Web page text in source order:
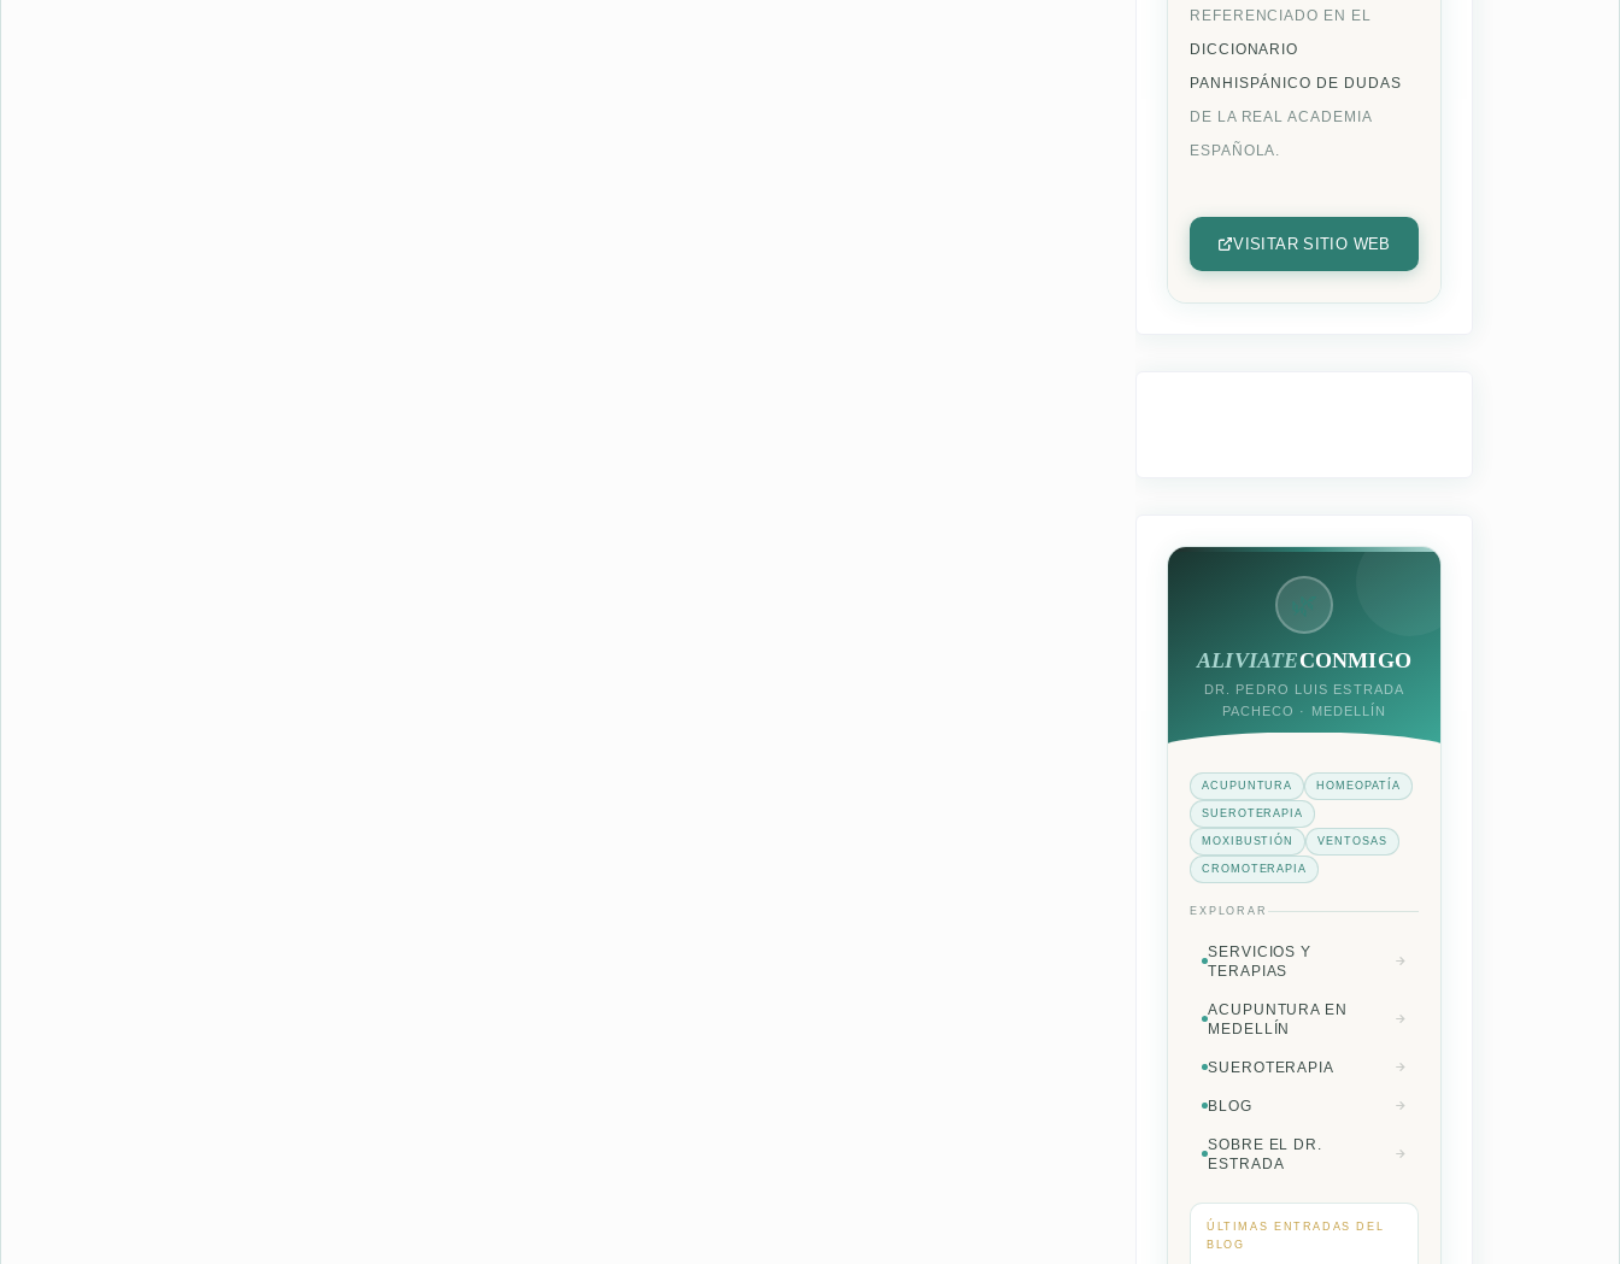
REFERENCIADO EN EL
DICCIONARIO
PANHISPÁNICO DE DUDAS
DE LA REAL ACADEMIA
ESPAÑOLA.
VISITAR SITIO WEB
ALIVIATECONMIGO
DR. PEDRO LUIS ESTRADA
PACHECO · MEDELLÍN
ACUPUNTURA HOMEOPATÍA
SUEROTERAPIA
MOXIBUSTIÓN VENTOSAS
CROMOTERAPIA
EXPLORAR
SERVICIOS Y
TERAPIAS
ACUPUNTURA EN
MEDELLÍN
SUEROTERAPIA
BLOG
SOBRE EL DR.
ESTRADA
ÚLTIMAS ENTRADAS DEL
BLOG